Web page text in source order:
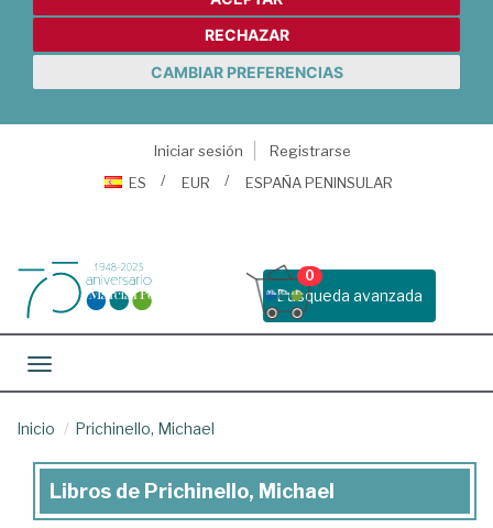
RECHAZAR
CAMBIAR PREFERENCIAS
Iniciar sesión
Registrarse
ES
EUR ESPAÑA PENINSULAR
Busqueda avanzada
0
Toggle navigation
Inicio Prichinello, Michael
Libros
Libros de Prichinello, Michael